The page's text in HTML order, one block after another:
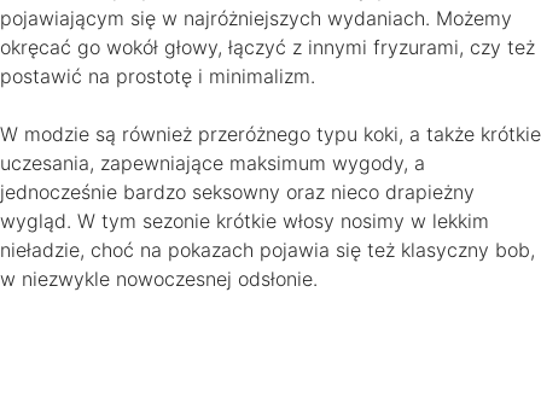
pojawiającym się w najróżniejszych wydaniach. Możemy
okręcać go wokół głowy, łączyć z innymi fryzurami, czy też
postawić na prostotę i minimalizm.
W modzie są również przeróżnego typu koki, a także krótkie
uczesania, zapewniające maksimum wygody, a
jednocześnie bardzo seksowny oraz nieco drapieżny
wygląd. W tym sezonie krótkie włosy nosimy w lekkim
nieładzie, choć na pokazach pojawia się też klasyczny bob,
w niezwykle nowoczesnej odsłonie.